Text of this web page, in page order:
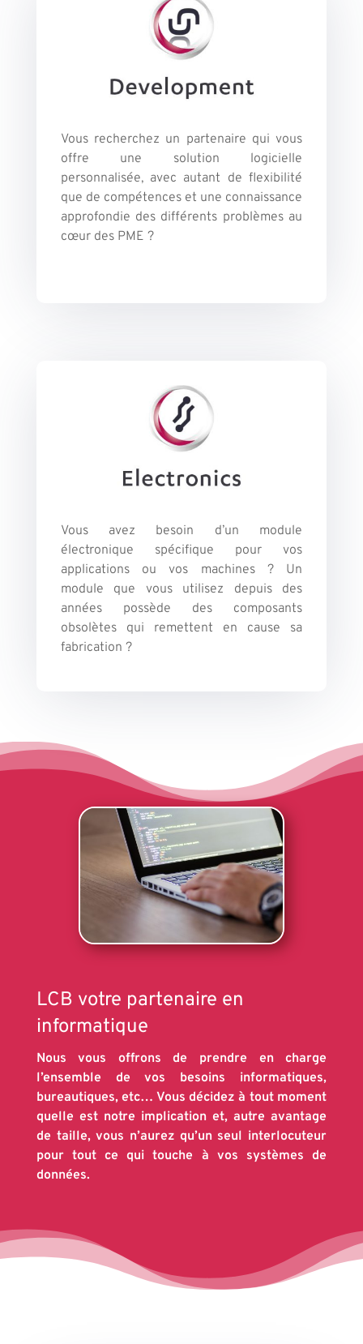
Vous recherchez un partenaire qui vous
offre une solution logicielle
personnalisée, avec autant de flexibilité
que de compétences et une connaissance
approfondie des différents problèmes au
cœur des PME ?
Vous avez besoin d’un module
électronique spécifique pour vos
applications ou vos machines ? Un
module que vous utilisez depuis des
années possède des composants
obsolètes qui remettent en cause sa
fabrication ?
LCB votre partenaire en
informatique
Nous vous offrons de prendre en charge
l’ensemble de vos besoins informatiques,
bureautiques, etc… Vous décidez à tout moment
quelle est notre implication et, autre avantage
de taille, vous n’aurez qu’un seul interlocuteur
pour tout ce qui touche à vos systèmes de
données.